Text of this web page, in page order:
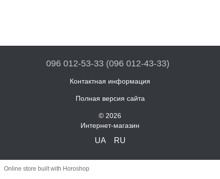
096 012-53-33 (096 012-43-33)
Контактная информация
Полная версия сайта
© 2026
Интернет-магазин
UA RU
Online store built with Horoshop